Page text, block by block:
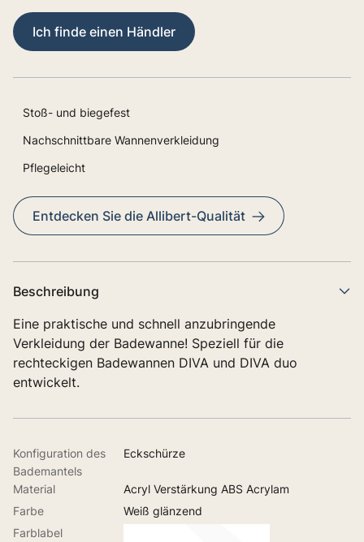
Ich finde einen Händler
Stoß- und biegefest
Nachschnittbare Wannenverkleidung
Pflegeleicht
Entdecken Sie die Allibert-Qualität
Beschreibung
Eine praktische und schnell anzubringende
Verkleidung der Badewanne! Speziell für die
rechteckigen Badewannen DIVA und DIVA duo
entwickelt.
Konfiguration des
Bademantels
Eckschürze
Material
Acryl Verstärkung ABS Acrylam
Farbe
Weiß glänzend
Farblabel